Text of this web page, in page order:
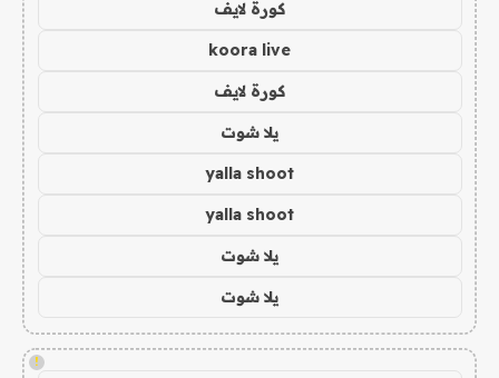
كورة لايف
koora live
كورة لايف
يلا شوت
yalla shoot
yalla shoot
يلا شوت
يلا شوت
!